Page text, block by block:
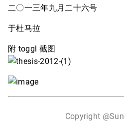
二〇一三年九月二十六号
于杜马拉
附 toggl 截图
Copyright @Sun